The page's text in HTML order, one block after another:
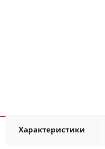
Характеристики